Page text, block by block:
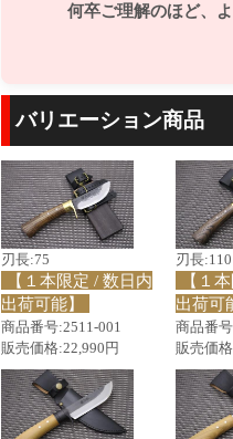
何卒ご理解のほど、
バリエーション商品
刃長:75
【１本限定 / 数日内
出荷可能】
商品番号:2511-001
販売価格:22,990円
刃長:110
【１
出荷可
商品番
販売価